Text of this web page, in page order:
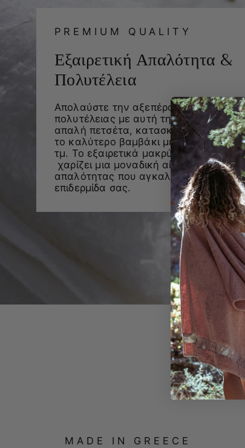
PREMIUM QUALITY
Εξαιρετική Απαλότητα &
Πολυτέλεια
Απολαύστε την αξεπέραστη αίσθηση
πολυτέλειας με αυτή την εξαιρετικά
απαλή πετσέτα, κατασκευασμένη από
το καλύτερο βαμβάκι με βάρος 600γρ/
τμ. Το εξαιρετικά μακρύ νήμα της
χαρίζει μια μοναδική αίσθηση
απαλότητας που αγκαλιάζει την
επιδερμίδα σας.
MADE IN GREECE